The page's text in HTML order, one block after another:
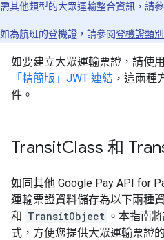
需其他類型的大眾運輸整合資訊，請
如為航班的登機證，請參閱登機證類別
如要建立大眾運輸票證，請使用
「精簡版」JWT 連結 ，這兩種
件。
TransitClass 和
如同其他 Google Pay API for
運輸票證資料儲存為以下兩種
和 TransitObject 。本指南
式，方便您提供大眾運輸票證